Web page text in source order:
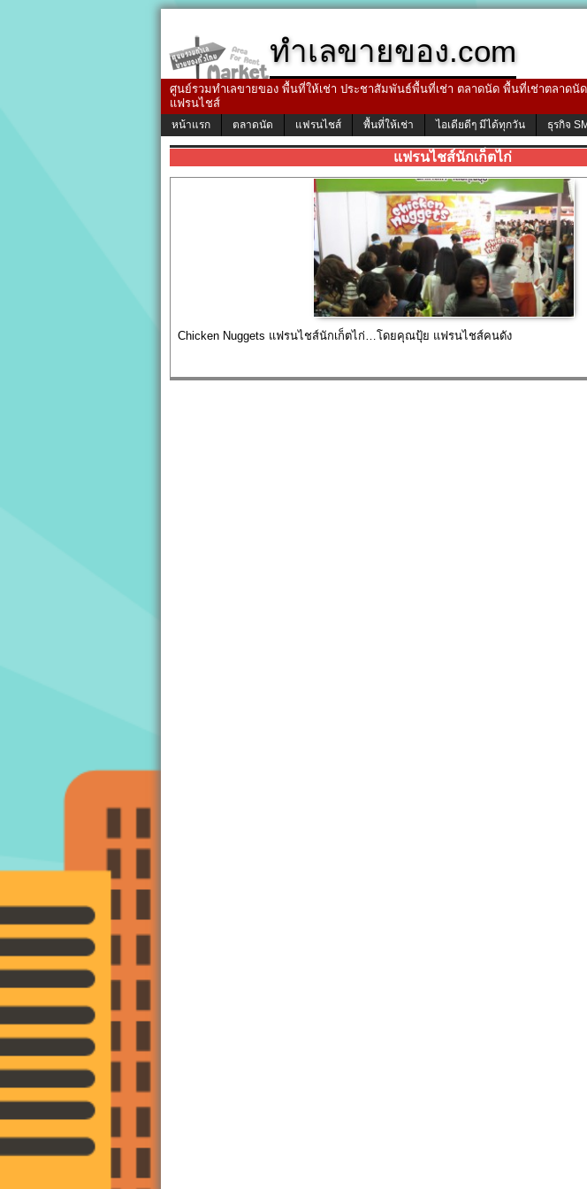
ทำเลขายของ.com
ศูนย์รวมทำเลขายของ พื้นที่ให้เช่า ประชาสัมพันธ์พื้นที่เช่า ตลาดนัด พื้นที่เช่าตลาด
แฟรนไชส์
หน้าแรก ตลาดนัด แฟรนไชส์ พื้นที่ให้เช่า ไอเดียดีๆ มีได้ทุกวัน ธุรกิจ
แฟรนไชส์นักเก็ตไก่
Chicken Nuggets แฟรนไชส์นักเก็ตไก่…โดยคุณปุ้ย แฟรนไชส์คนดัง